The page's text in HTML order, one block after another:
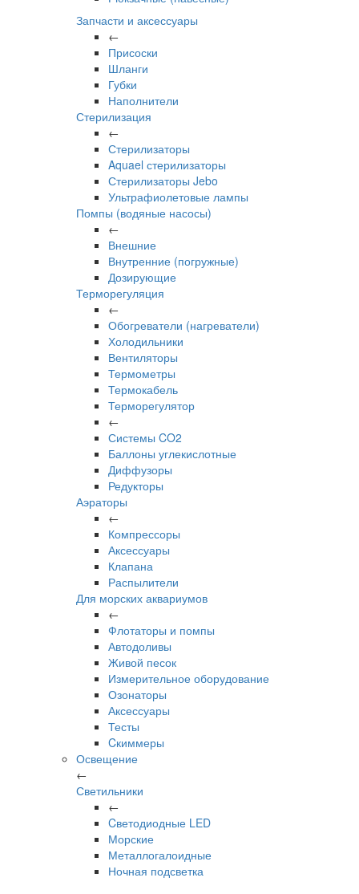
Запчасти и аксессуары
←
Присоски
Шланги
Губки
Наполнители
Стерилизация
←
Стерилизаторы
Aquael стерилизаторы
Стерилизаторы Jebo
Ультрафиолетовые лампы
Помпы (водяные насосы)
←
Внешние
Внутренние (погружные)
Дозирующие
Терморегуляция
←
Обогреватели (нагреватели)
Холодильники
Вентиляторы
Термометры
Термокабель
Терморегулятор
←
Системы CO2
Баллоны углекислотные
Диффузоры
Редукторы
Аэраторы
←
Компрессоры
Аксессуары
Клапана
Распылители
Для морских аквариумов
←
Флотаторы и помпы
Автодоливы
Живой песок
Измерительное оборудование
Озонаторы
Аксессуары
Тесты
Cкиммеры
Освещение
←
Светильники
←
Cветодиодные LED
Морские
Металлогалоидные
Ночная подсветка